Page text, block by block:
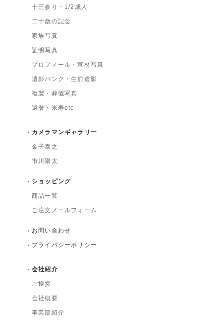
十三参り・1/2成人
二十歳の記念
家族写真
証明写真
プロフィール・宣材写真
遺影バンク・生前遺影
複製・葬儀写真
還暦・米寿etc
カメラマンギャラリー
金子泰之
市川陽太
ショッピング
商品一覧
ご注文メールフォーム
お問い合わせ
プライバシーポリシー
会社紹介
ご挨拶
会社概要
事業部紹介